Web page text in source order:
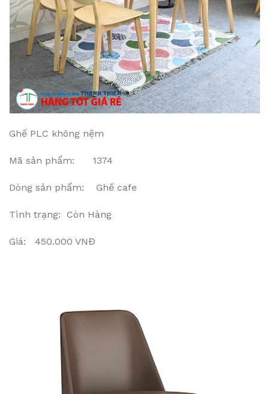
Ghế PLC không nệm
Mã sản phẩm: 1374
Dòng sản phẩm: Ghế cafe
Tình trạng: Còn Hàng
Giá: 450.000 VNĐ